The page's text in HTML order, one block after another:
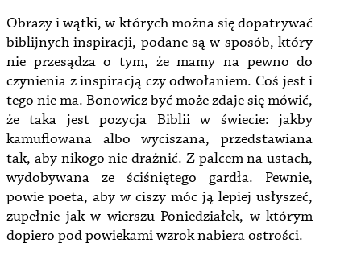
Obrazy i wątki, w których można się dopatrywać
biblijnych inspiracji, podane są w sposób, który
nie przesądza o tym, że mamy na pewno do
czynienia z inspiracją czy odwołaniem. Coś jest i
tego nie ma. Bonowicz być może zdaje się mówić,
że taka jest pozycja Biblii w świecie: jakby
kamuflowana albo wyciszana, przedstawiana
tak, aby nikogo nie drażnić. Z palcem na ustach,
wydobywana ze ściśniętego gardła. Pewnie,
powie poeta, aby w ciszy móc ją lepiej usłyszeć,
zupełnie jak w wierszu Poniedziałek, w którym
dopiero pod powiekami wzrok nabiera ostrości.